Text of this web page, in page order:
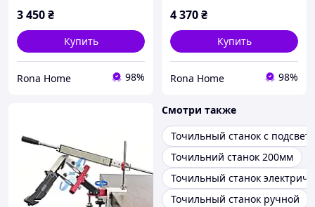
3 450₴
Купить
Rona Home 98%
4 370₴
Купить
Rona Home 98%
Смотри также
Точильный станок с
Точильний станок 200мм
Точильный станок
Точильный станок ручной